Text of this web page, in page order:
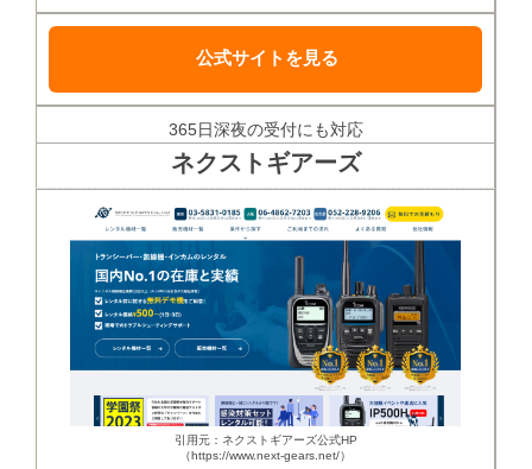
公式サイトを見る
365日深夜の受付にも対応
ネクストギアーズ
引用元：ネクストギアーズ公式HP
（https://www.next-gears.net/）